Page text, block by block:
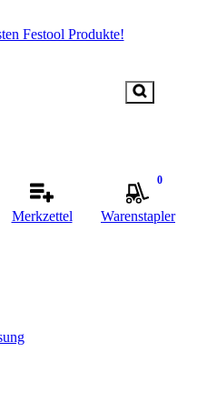
Festool Produkte!
Merkzettel
0
Warenstapler